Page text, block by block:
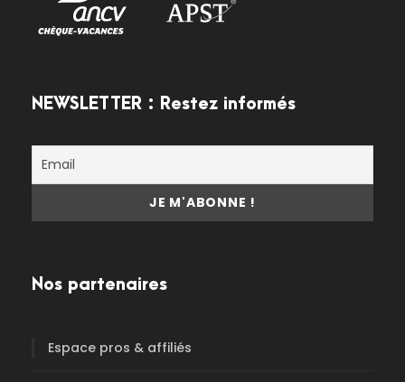
NEWSLETTER : Restez informés
Nos partenaires
Espace pros & affiliés